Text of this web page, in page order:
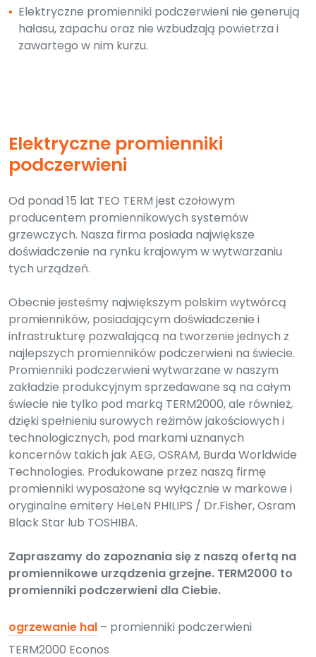
▪ Elektryczne promienniki podczerwieni nie generują
hałasu, zapachu oraz nie wzbudzają powietrza i
zawartego w nim kurzu.
Elektryczne promienniki
podczerwieni
Od ponad 15 lat TEO TERM jest czołowym
producentem promiennikowych systemów
grzewczych. Nasza firma posiada największe
doświadczenie na rynku krajowym w wytwarzaniu
tych urządzeń.
Obecnie jesteśmy największym polskim wytwórcą
promienników, posiadającym doświadczenie i
infrastrukturę pozwalającą na tworzenie jednych z
najlepszych promienników podczerwieni na świecie.
Promienniki podczerwieni wytwarzane w naszym
zakładzie produkcyjnym sprzedawane są na całym
świecie nie tylko pod marką TERM2000, ale również,
dzięki spełnieniu surowych reżimów jakościowych i
technologicznych, pod markami uznanych
koncernów takich jak AEG, OSRAM, Burda Worldwide
Technologies. Produkowane przez naszą firmę
promienniki wyposażone są wyłącznie w markowe i
oryginalne emitery HeLeN PHILIPS / Dr.Fisher, Osram
Black Star lub TOSHIBA.
Zapraszamy do zapoznania się z naszą ofertą na
promiennikowe urządzenia grzejne. TERM2000 to
promienniki podczerwieni dla Ciebie.
ogrzewanie hal – promienniki podczerwieni
TERM2000 Econos